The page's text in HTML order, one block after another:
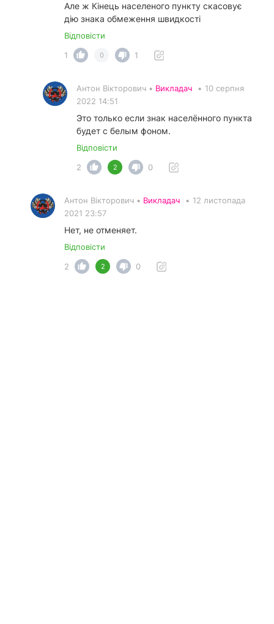
Але ж Кінець населеного пункту скасовує
дію знака обмеження швидкості
Відповісти
1
0 1
Антон Вікторович • Викладач • 10 серпня
2022 14:51
Это только если знак населённого пункта
будет с белым фоном.
Відповісти
2
2 0
Антон Вікторович • Викладач • 12 листопада
2021 23:57
Нет, не отменяет.
Відповісти
2
2 0